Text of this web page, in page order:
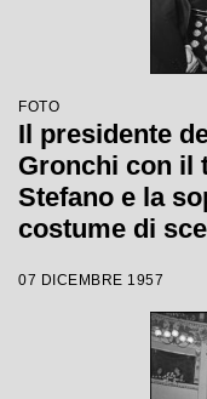
FOTO
Il presidente
Gronchi con il
Stefano e la
costume di
stagione lirica
"Un ballo in
Verdi, diretta
con la regia di
07 DICEMBRE 1957